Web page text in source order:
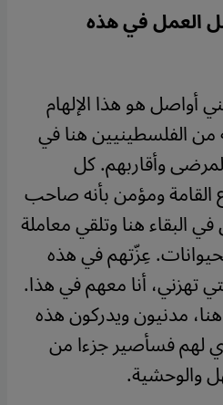
العمل في هذه
أواصل هو هذا الإلهام
من الفلسطينيين هنا في
وأقاربهم. كل
ومؤمن بأنه صاحب
البقاء هنا وتلقي معاملة
عِزّتهم في هذه
تهزني، أنا معهم في هذا.
مدنيون ويدركون هذه
لهم فسأصير جزءا من
والوحشية.